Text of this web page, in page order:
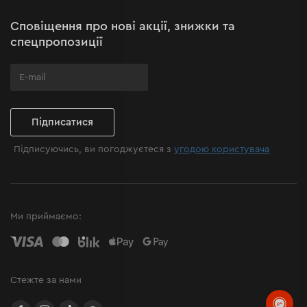
Поширені запитання
Сповіщення про нові акції, знижки та
спецпропозиції
Підписатися
Підписуючись, ви погоджуєтеся зугодою користувача
Ми приймаємо:
Стежте за нами